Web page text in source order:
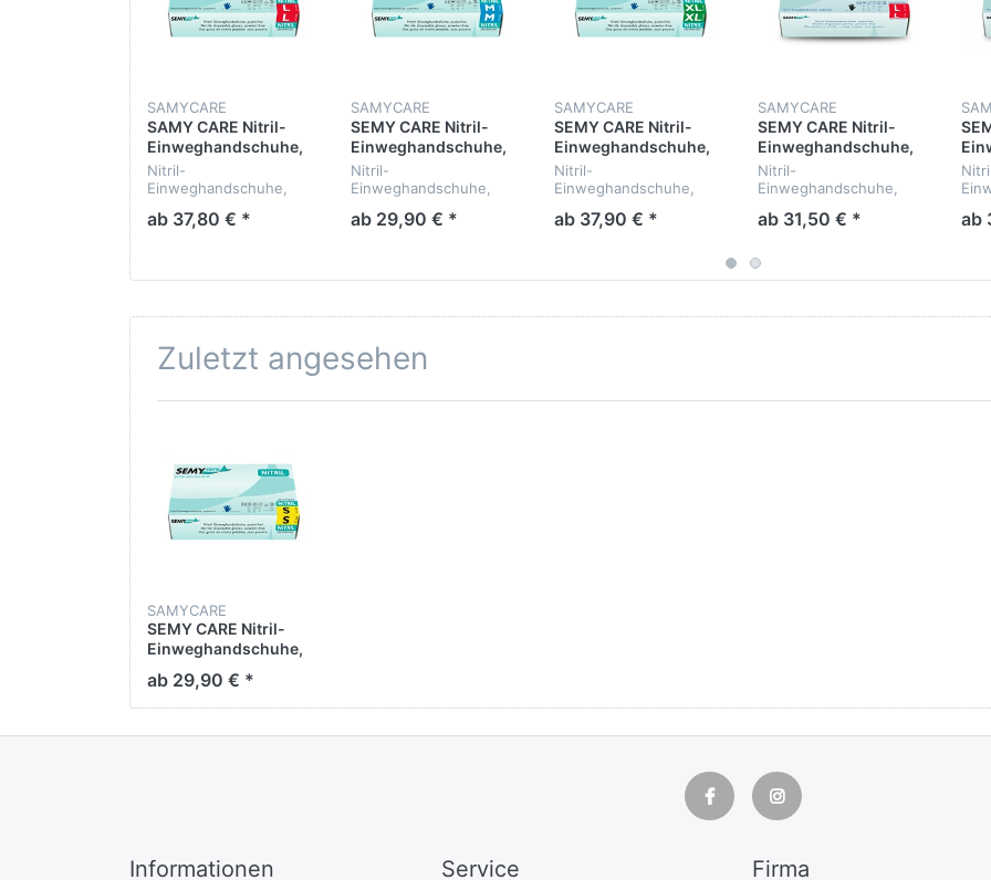
SAMYCARE
SAMY CARE Nitril-
Einweghandschuhe,
blau puderfrei, Größe
L, 1000 Stück in 10
Nitril-
Einweghandschuhe,
ab 37,80 € *
SAMYCARE
SEMY CARE Nitril-
Einweghandschuhe,
blau puderfrei, Größe
M, 1000 Stück in 10
Nitril-
Einweghandschuhe,
ab 29,90 € *
SAMYCARE
SEMY CARE Nitril-
Einweghandschuhe,
blau puderfrei, Größe
XL, 1000 Stück in 10
Nitril-
Einweghandschuhe,
ab 37,90 € *
SAMYCARE
SEMY CARE Nitril-
Einweghandschuhe,
schwarz puderfrei,
Größe L, 1000 Stück in
Nitril-
Einweghandschuhe,
ab 31,50 € * ab
Zuletzt angesehen
SAMYCARE
SEMY CARE Nitril-
Einweghandschuhe,
S, 1000 Stück in 10
Boxen
ab 29,90 € *
Informationen Service Firma